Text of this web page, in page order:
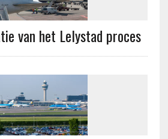
van het Lelystad proces